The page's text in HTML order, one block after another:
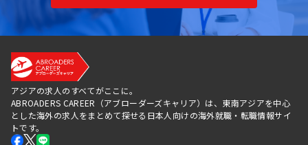
アジアの求人のすべてがここに。
ABROADERS CAREER（アブローダーズキャリア）は、東南アジアを中心
とした海外の求人をまとめて探せる日本人向けの海外就職・転職情報サイ
トです。